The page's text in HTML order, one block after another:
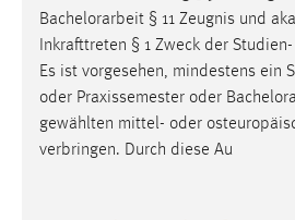
Bachelorarbeit § 11 Zeugnis und
Inkrafttreten § 1 Zweck der
Es ist vorgesehen, mindestens ein
oder Praxissemester oder
gewählten mittel- oder
verbringen. Durch diese Au